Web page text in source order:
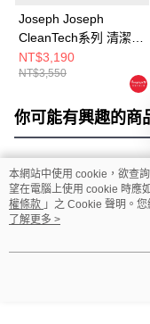
Joseph Joseph
CleanTech系列 清潔工
具六件組
NT$3,190
NT$3,550
你可能有興趣的商
熱門標籤
本網站中使用 cookie，欲查
望在電腦上使用 cookie 時應
權條款 」之 Cookie 聲明。
用條款之 Cookie 聲明使用
了解更多 >